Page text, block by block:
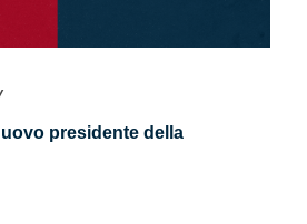
presidente della